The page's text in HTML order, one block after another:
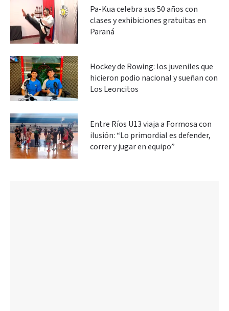
Pa-Kua celebra sus 50 años con
clases y exhibiciones gratuitas en
Paraná
Hockey de Rowing: los juveniles que
hicieron podio nacional y sueñan con
Los Leoncitos
Entre Ríos U13 viaja a Formosa con
ilusión: “Lo primordial es defender,
correr y jugar en equipo”